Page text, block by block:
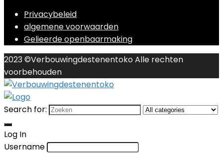
Privacybeleid
algemene voorwaarden
Gelieerde openbaarmaking
2023 ©Verbouwingdestenentoko Alle rechten
voorbehouden
Search for:
Log In
Username